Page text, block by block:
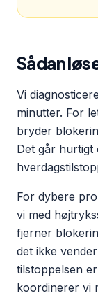
Sådan
Vi
minutter. For
bryder
Det går hurtigt
For dybere
vi med
fjerner
det ikke
tilstoppelsen
koordinerer vi